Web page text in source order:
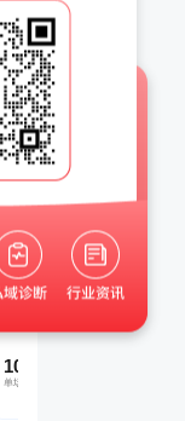
京东
以“京豆”作为活动奖品，吸引客户
海报，邀请朋友进群 通过小裂变
阶梯化的玩法设计，实现了客户
10000+
单场活动引流